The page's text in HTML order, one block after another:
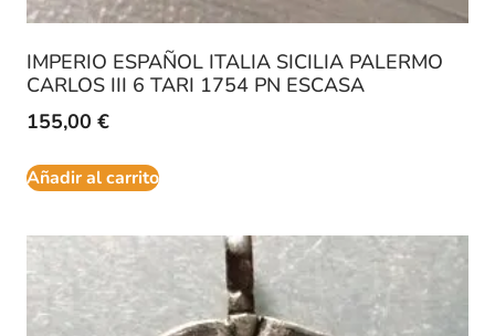
IMPERIO ESPAÑOL ITALIA SICILIA PALERMO
CARLOS III 6 TARI 1754 PN ESCASA
155,00 €
Añadir al carrito